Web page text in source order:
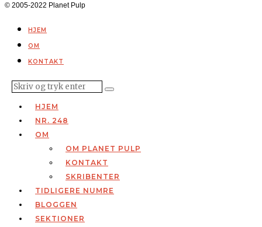
© 2005-2022 Planet Pulp
HJEM
OM
KONTAKT
HJEM
NR. 248
OM
OM PLANET PULP
KONTAKT
SKRIBENTER
TIDLIGERE NUMRE
BLOGGEN
SEKTIONER